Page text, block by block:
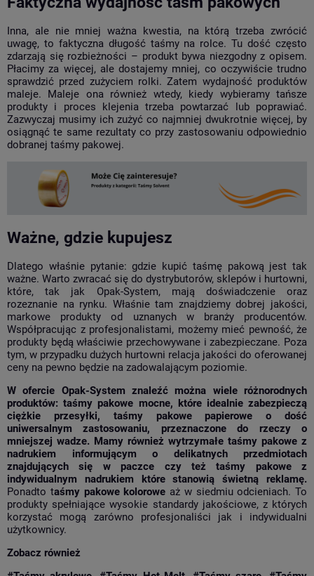
Inna, ale nie mniej ważna kwestia, na którą trzeba zwrócić
uwagę, to faktyczna długość taśmy na rolce. Tu dość często
zdarzają się rozbieżności – produkt bywa niezgodny z opisem.
Płacimy za więcej, ale dostajemy mniej, co oczywiście trudno
sprawdzić przed zużyciem rolki. Zatem wydajność produktów
maleje. Maleje ona również wtedy, kiedy wybieramy tańsze
produkty i proces klejenia trzeba powtarzać lub poprawiać.
Zazwyczaj musimy ich zużyć co najmniej dwukrotnie więcej, by
osiągnąć te same rezultaty co przy zastosowaniu odpowiednio
dobranej taśmy pakowej.
Ważne, gdzie kupujesz
Dlatego właśnie pytanie: gdzie kupić taśmę pakową jest tak
ważne. Warto zwracać się do dystrybutorów, sklepów i hurtowni,
które, tak jak Opak-System, mają doświadczenie oraz
rozeznanie na rynku. Właśnie tam znajdziemy dobrej jakości,
markowe produkty od uznanych w branży producentów.
Współpracując z profesjonalistami, możemy mieć pewność, że
produkty będą właściwie przechowywane i zabezpieczane. Poza
tym, w przypadku dużych hurtowni relacja jakości do oferowanej
ceny na pewno będzie na zadowalającym poziomie.
W ofercie Opak-System znaleźć można wiele różnorodnych
produktów:taśmy pakowe mocne, które idealnie zabezpieczą
ciężkie przesyłki, taśmy pakowe papierowe o dość
uniwersalnym zastosowaniu, przeznaczone do rzeczy o
mniejszej wadze. Mamy również wytrzymałe taśmy pakowe z
nadrukiem informującym o delikatnych przedmiotach
znajdujących się w paczce czy też taśmy pakowe z
indywidualnym nadrukiem które stanowią świetną reklamę.
Ponadto taśmy pakowe kolorowe aż w siedmiu odcieniach. To
produkty spełniające wysokie standardy jakościowe, z których
korzystać mogą zarówno profesjonaliści jak i indywidualni
użytkownicy.
Zobacz również